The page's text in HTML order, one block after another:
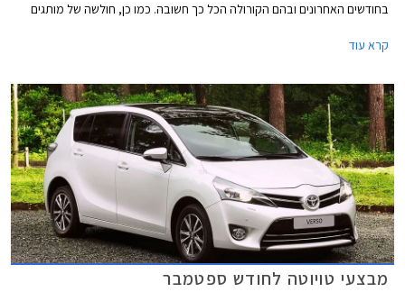
בחודשים האחרונים ובהם הקורולה הכל כך חשובה. כמו כן, חולשה של מותגים
מאז נחתה בישראל לפני כשלושה חודשים. בהמשך למבצעי טויוטה שהתקיימו
גם במהלך חודש אוקטובר. להלן פירוט המבצעים לחודש זה:
קרא עוד
מבצעי טויוטה לחודש ספטמבר